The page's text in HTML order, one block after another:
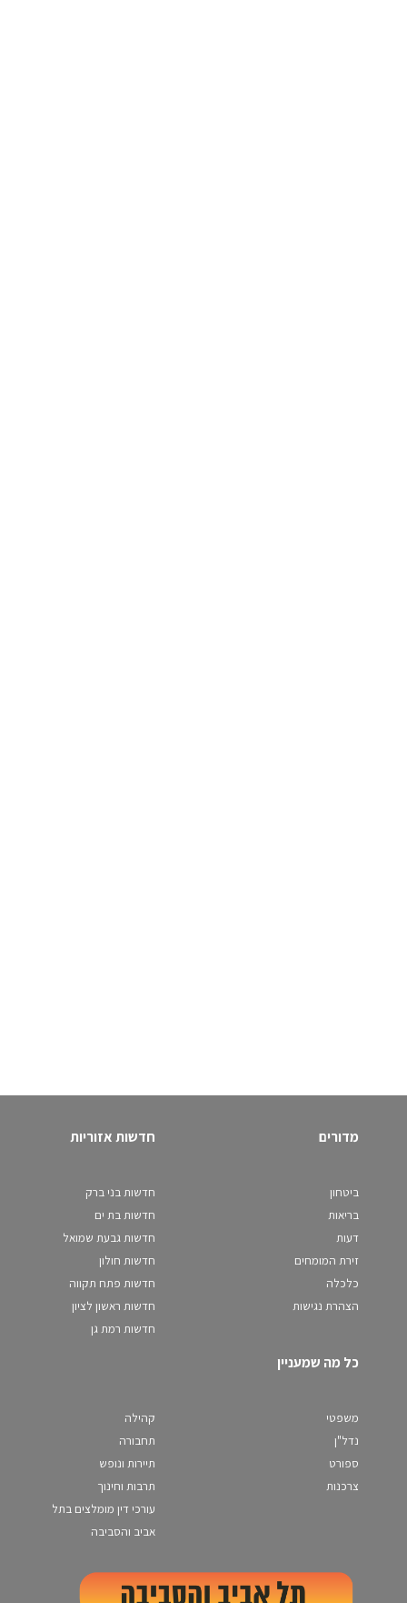
מדורים
ביטחון
בריאות
דעות
זירת המומחים
כלכלה
הצהרת נגישות
חדשות אזוריות
חדשות בני ברק
חדשות בת ים
חדשות גבעת שמואל
חדשות חולון
חדשות פתח תקווה
חדשות ראשון לציון
חדשות רמת גן
כל מה שמעניין
משפטי
נדל"ן
ספורט
צרכנות
קהילה
תחבורה
תיירות ונופש
תרבות וחינוך
עורכי דין מומלצים בתל
אביב והסביבה